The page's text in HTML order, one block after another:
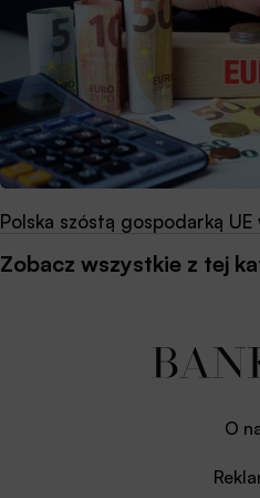
Polska szóstą gospodarką
Zobacz wszystkie z tej
O